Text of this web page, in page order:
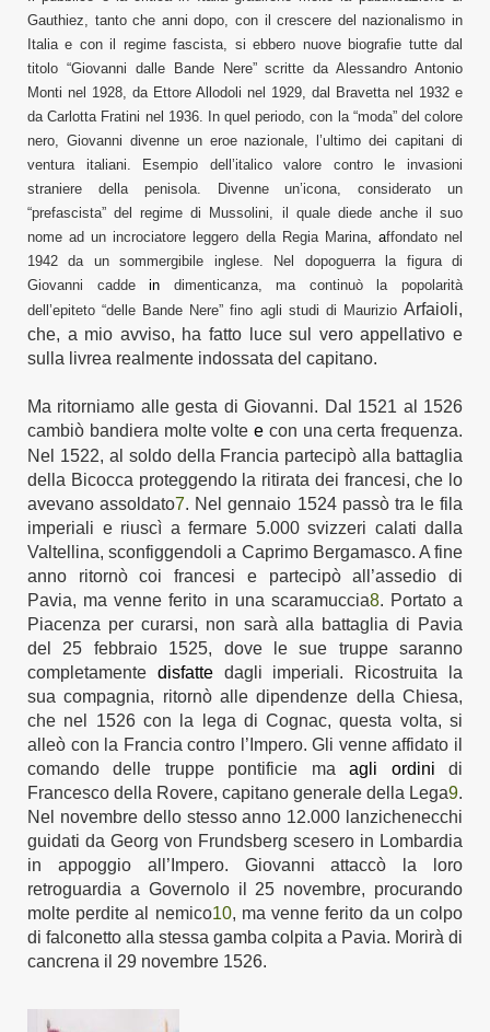
Gauthiez, tanto che anni dopo,con il crescere del nazionalismo in
Italia e con il regime fascista, si ebbero nuovebiografie tuttedal
titolo “Giovanni dalle Bande Nere”scritteda Alessandro Antonio
Monti nel 1928, da Ettore Allodoli nel 1929, dal Bravetta nel 1932 e
daCarlotta Fratini nel 1936. In quel periodo, con la “moda” del colore
nero, Giovanni divenne un eroe nazionale, l’ultimo dei capitani di
ventura italiani. Esempio dell’italico valore contro le invasioni
straniere della penisola. Divenne un’icona,
consideratoun
“prefascista” del regime di Mussolini, il qualediede anche ilsuo
nome ad un incrociatore leggero della Regia Marina, affondato nel
1942 da un sommergibile inglese. Nel dopoguerra la figura di
Giovanni cadde
in
dimenticanza, ma continuò la popolarità
dell’epiteto “delle Bande Nere” fino agli studi di MaurizioArfaioli,
che, a mio avviso, ha fatto luce sul veroappellativoe
sulla livrea realmente indossata del capitano.
Ma ritorniamo alle gesta di Giovanni. Dal 1521 al 1526
cambiò bandiera molte volte e con una certa frequenza.
Nel 1522, al soldo della Francia partecipò alla battaglia
della Bicocca proteggendo la ritirata dei francesi,che lo
avevano assoldato7. Nel gennaio 1524 passòtra le fila
imperiali e riuscì a fermare 5.000 svizzeri calati dalla
Valtellina, sconfiggendoli a Caprimo Bergamasco. A fine
anno ritornò coi francesi e partecipò all’assedio di
Pavia, ma venne ferito in una scaramuccia8. Portato a
Piacenza per curarsi, non sarà alla battaglia di Pavia
del 25 febbraio 1525, dove le sue truppe saranno
completamente disfattedagli imperiali.
Ricostruita la
sua compagnia, ritornò alle dipendenze della Chiesa,
che nel 1526 con la lega di Cognac,questa volta,si
alleò con la Francia contro l’ mpero.Gli venne affidato il
comando delle truppe pontificie maagli ordini di
Francesco della Rovere, capitano generale della Lega9.
Nel novembre dello stesso anno 12.000 lanzichenecchi
guidati da Georg von Frundsberg scesero in Lombardia
in appoggio all’ mpero. Giovanni attaccò la loro
retroguardia a Governolo il 25 novembre, procurando
molte perdite al nemico10, ma venne ferito da un colpo
di falconetto alla stessa gamba colpita a Pavia. Morirà di
cancrena il 29 novembre 1526.